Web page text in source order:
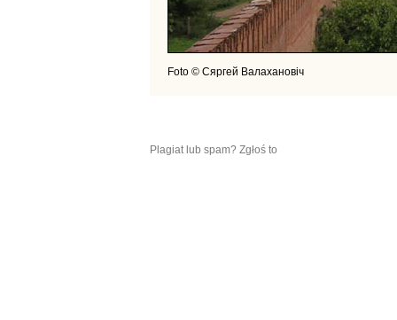
Foto © Сяргей Валахановiч
Plagiat lub spam? Zgłoś to